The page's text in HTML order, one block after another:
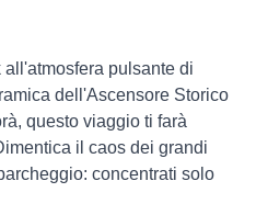
pulsante di
dell'Ascensore Storico
questo viaggio ti farà
il caos dei grandi
concentrati solo